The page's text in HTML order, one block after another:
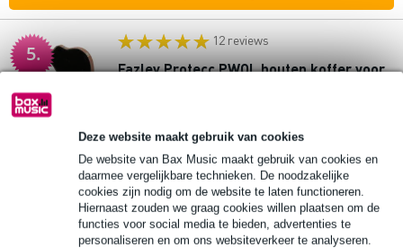
Deze website maakt gebruik van cookies
De website van Bax Music maakt gebruik van cookies en
daarmee vergelijkbare technieken. De noodzakelijke
cookies zijn nodig om de website te laten functioneren.
Hiernaast zouden we graag cookies willen plaatsen om de
functies voor social media te bieden, advertenties te
personaliseren en om ons websiteverkeer te analyseren.
5.
10% EXTRA
CODE: EXTRA10
12 reviews
Fazley Protecc PWOL houten koffer voor
Adviesprijs € 184,- € 69,-
Op voorraad
In mijn winkelwagen